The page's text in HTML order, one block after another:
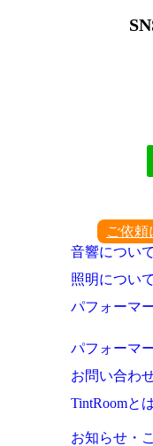
ご依
音響について
照明について
パフォーマ
パフォーマ
お問い合わ
TintRoomと
お知らせ・